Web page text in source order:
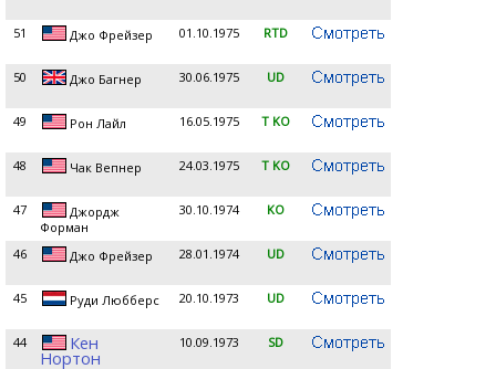
51 Джо Фрейзер 01.10.1975 RTD
50 Джо Багнер 30.06.1975 UD
49 Рон Лайл 16.05.1975 T KO
48 Чак Вепнер 24.03.1975 T KO
47
Джордж
Форман
30.10.1974 KO
46 Джо Фрейзер 28.01.1974 UD
45 Руди Любберс 20.10.1973 UD
44 Кен
Нортон
10.09.1973 SD